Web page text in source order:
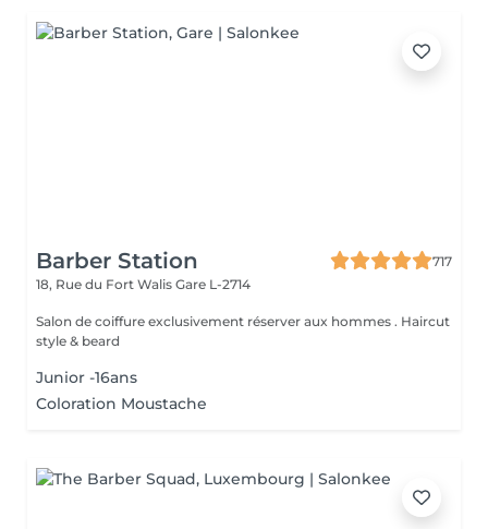
Barber Station
717
18, Rue du Fort Walis Gare L-2714
Salon de coiffure exclusivement réserver aux hommes . Haircut
style & beard
Junior -16ans
Coloration Moustache